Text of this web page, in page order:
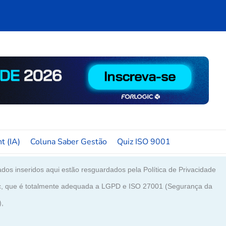
(IA) Coluna Saber Gestão Quiz ISO 9001
inseridos aqui estão resguardados pela Política de Privacidade
que é totalmente adequada a LGPD e ISO 27001 (Segurança da